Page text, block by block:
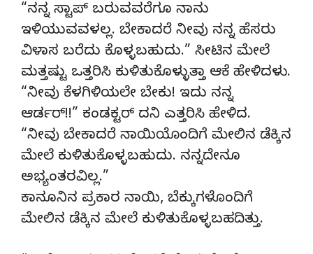
“ನನ್ನ ಸ್ಟಾಪ್ ಬರುವವರೆಗೂ ನಾನು
ಇಳಿಯುವವಳಲ್ಲ. ಬೇಕಾದರೆ ನೀವು ನನ್ನ ಹೆಸರು
ವಿಳಾಸ ಬರೆದು ಕೊಳ್ಳಬಹುದು.” ಸೀಟಿನ ಮೇಲೆ
ಮತ್ತಷ್ಟು ಒತ್ತರಿಸಿ ಕುಳಿತುಕೊಳ್ಳುತ್ತಾ ಆಕೆ ಹೇಳಿದಳು.
“ನೀವು ಕೆಳಗಿಳಿಯಲೇ ಬೇಕು! ಇದು ನನ್ನ
ಆರ್ಡರ್!!” ಕಂಡಕ್ಟರ್ ದನಿ ಎತ್ತರಿಸಿ ಹೇಳಿದ.
“ನೀವು ಬೇಕಾದರೆ ನಾಯಿಯೊಂದಿಗೆ ಮೇಲಿನ ಡೆಕ್ಕಿನ
ಮೇಲೆ ಕುಳಿತುಕೊಳ್ಳಬಹುದು. ನನ್ನದೇನೂ
ಅಭ್ಯಂತರವಿಲ್ಲ.”
ಕಾನೂನಿನ ಪ್ರಕಾರ ನಾಯಿ, ಬೆಕ್ಕುಗಳೊಂದಿಗೆ
ಮೇಲಿನ ಡೆಕ್ಕಿನ ಮೇಲೆ ಕುಳಿತುಕೊಳ್ಳಬಹದಿತ್ತು.